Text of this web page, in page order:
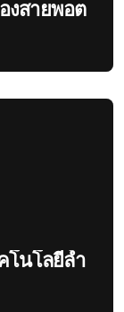
งสายพอต
โนโลยีล้ำ